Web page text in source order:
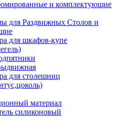
и комплектующие
для Раздвижных Столов и
для шкафов-купе
для столешниц
материал
силиконовый